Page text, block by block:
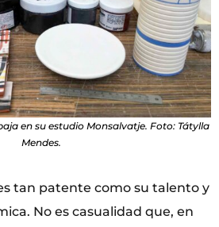
en su estudio Monsalvatje. Foto: Tátylla
Mendes.
tan patente como su talento y
No es casualidad que, en